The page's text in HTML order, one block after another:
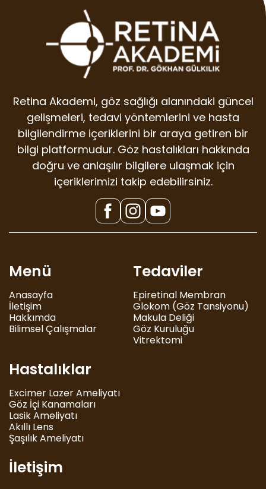
Retina Akademi, göz sağlığı alanındaki güncel
gelişmeleri, tedavi yöntemlerini ve hasta
bilgilendirme içeriklerini bir araya getiren bir
bilgi platformudur. Göz hastalıkları hakkında
doğru ve anlaşılır bilgilere ulaşmak için
içeriklerimizi takip edebilirsiniz.
Menü
Anasayfa
İletişim
Hakkımda
Bilimsel Çalışmalar
Tedaviler
Epiretinal Membran
Glokom (Göz Tansiyonu)
Makula Deliği
Göz Kuruluğu
Vitrektomi
Hastalıklar
Excimer Lazer Ameliyatı
Göz İçi Kanamaları
Lasik Ameliyatı
Akıllı Lens
Şaşılık Ameliyatı
İletişim